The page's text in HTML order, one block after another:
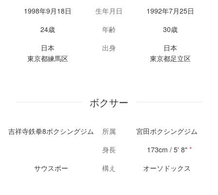
1998年9月18日
生年月日
1992年7月25日
24歳
年齢
30歳
日本
東京都練馬区
出身
日本
東京都足立区
ボクサー
吉祥寺鉄拳8ボクシングジム 所属
宮田ボクシングジム
身長
173cm / 5' 8" *
サウスポー
構え オーソドックス